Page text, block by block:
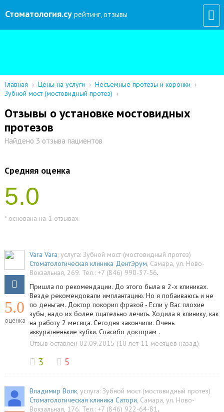
Стоматология.су рейтинг, отзывы
Главная › Цены на услуги › Несъемные протезы и коронки ›
Зубной мост (мостовидный протез) ›
Отзывы о установке мостовидных
протезов
Найдено 3 отзыва пациентов
Средняя оценка
5.0
* основана на 1 отзывах
5.0
оценка
Vara Vara, услуга: Зубной мост (мостовидный протез)
Стоматологическая клиника ДентЭрум, Самара, ул. Ново-
Вокзальная, 269. Тел.: +7 (846) 990-37-56.
Пришла по рекомендации. До этого была в 2-х клиниках.
Везде рекомендовали имплантацию. Но я побаиваюсь и не
по деньгам. Доктор покорил фразой - Если у Вас плохие
зубы, надо их более тщательно лечить. Ходила в клинику, как
на работу 2 месяца. Сегодня закончили. Очень
аккуратненькие зубки. Спасибо докторам .
Отзыв оставлен 02.09.2015 (10 лет 11 месяцев назад)
3 5
Владимир Волк, услуга: Зубной мост (мостовидный протез)
Стоматологическая клиника Сатори, Самара, ул. Hово-
Вокзальная, 176. Тел.: +7 (846) 922-64-81.